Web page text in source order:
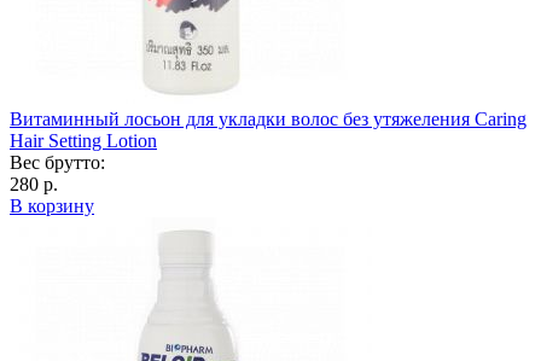
Витаминный лосьон для укладки волос без утяжеления Caring
Hair Setting Lotion
Вес брутто:
280 р.
В корзину